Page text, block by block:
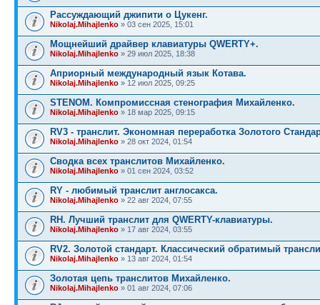
Рассуждающий джипити о Цукенг.
Nikolaj.Mihajlenko » 03 сен 2025, 15:01
Мощнейший драйвер клавиатуры QWERTY+.
Nikolaj.Mihajlenko » 29 июл 2025, 18:38
Априорный международный язык Котава.
Nikolaj.Mihajlenko » 12 июл 2025, 09:25
STENOM. Компромиссная стенография Михайленко.
Nikolaj.Mihajlenko » 18 мар 2025, 09:15
RV3 - транслит. Экономная переработка Золотого
Nikolaj.Mihajlenko » 28 окт 2024, 01:54
Сводка всех транслитов Михайленко.
Nikolaj.Mihajlenko » 01 сен 2024, 03:52
RY - любимый транслит англосакса.
Nikolaj.Mihajlenko » 22 авг 2024, 07:55
RH. Лучший транслит для QWERTY-клавиатуры.
Nikolaj.Mihajlenko » 17 авг 2024, 03:55
RV2. Золотой стандарт. Классический обратимый
Nikolaj.Mihajlenko » 13 авг 2024, 01:54
Золотая цепь транслитов Михайленко.
Nikolaj.Mihajlenko » 01 авг 2024, 07:06